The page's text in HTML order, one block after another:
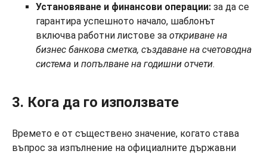
Установяване и финансови операции: за да се
гарантира успешното начало, шаблонът
включва работни листове за откриване на
бизнес банкова сметка, създаване на счетоводна
система и попълване на годишни отчети.
3. Кога да го използвате
Времето е от съществено значение, когато става
въпрос за изпълнение на официалните държавни